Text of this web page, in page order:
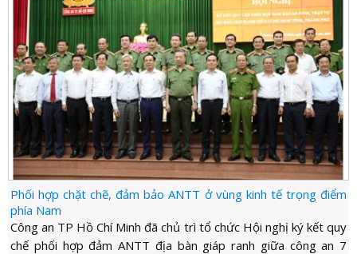
Phối hợp chặt chẽ, đảm bảo ANTT ở vùng kinh tế trọng điểm
phía Nam
Công an TP Hồ Chí Minh đã chủ trì tổ chức Hội nghị ký kết quy
chế phối hợp đảm ANTT địa bàn giáp ranh giữa công an 7